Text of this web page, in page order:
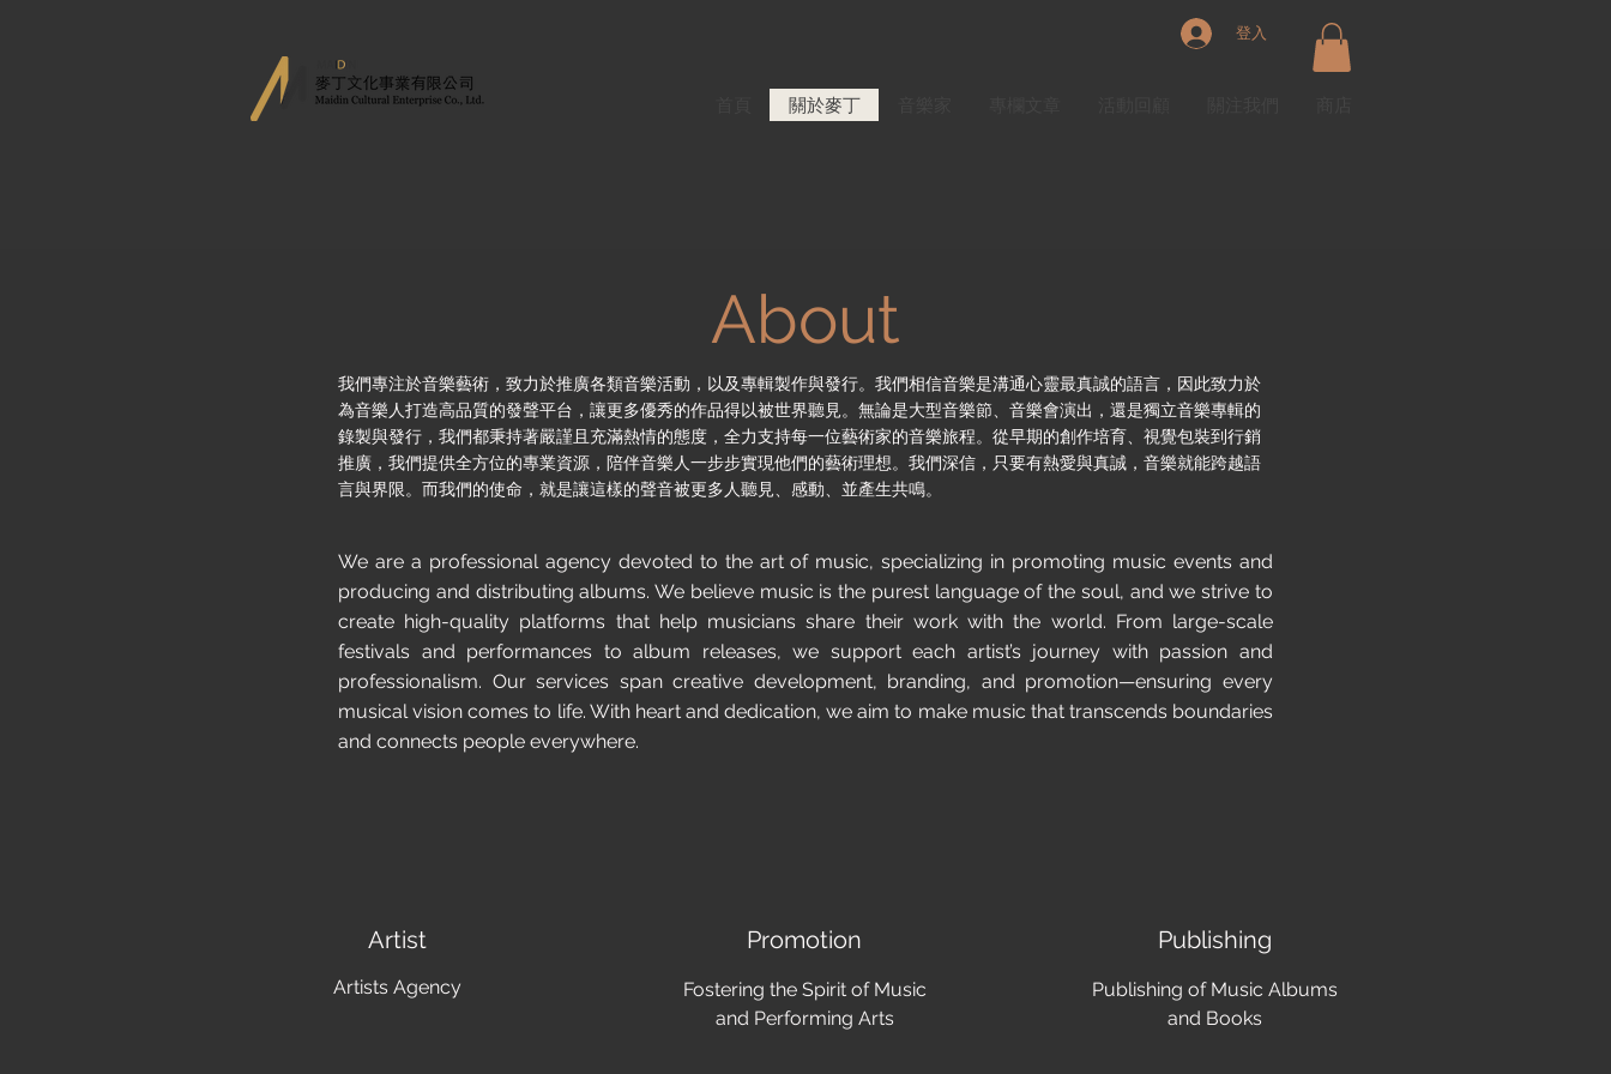
登入
關於麥丁
About
我們專注於音樂藝術，致力於推廣各類音樂活動，以及專輯製作與發行。我們相信音樂是溝通心靈最真誠的語言，因此致力於
為音樂人打造高品質的發聲平台，讓更多優秀的作品得以被世界聽見。無論是大型音樂節、音樂會演出，還是獨立音樂專輯的
錄製與發行，我們都秉持著嚴謹且充滿熱情的態度，全力支持每一位藝術家的音樂旅程。從早期的創作培育、視覺包裝到行銷
推廣，我們提供全方位的專業資源，陪伴音樂人一步步實現他們的藝術理想。我們深信，只要有熱愛與真誠，音樂就能跨越語
言與界限。而我們的使命，就是讓這樣的聲音被更多人聽見、感動、並產生共鳴。
We are a professional agency devoted to the art of music, specializing in promoting music events and
producing and distributing albums. We believe music is the purest language of the soul, and we strive to
create high-quality platforms that help musicians share their work with the world. From large-scale
festivals and performances to album releases, we support each artist’s journey with passion and
professionalism. Our services span creative development, branding, and promotion—ensuring every
musical vision comes to life. With heart and dedication, we aim to make music that transcends boundaries
and connects people everywhere.
Artist
Artists Agency
Promotion
Fostering the Spirit of Music
and Performing Arts
Publishing
Publishing of Music Albums
and Books